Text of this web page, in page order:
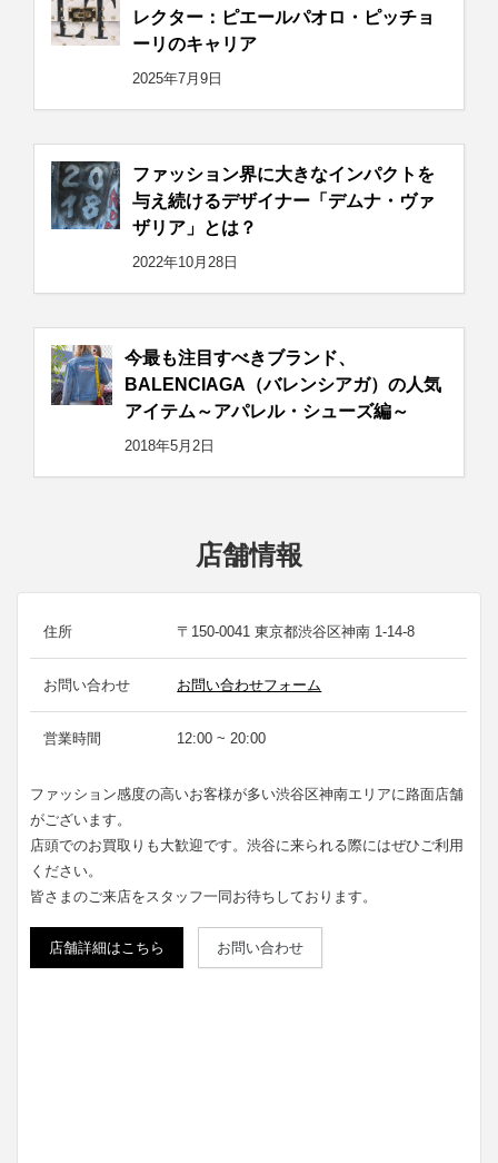
レクター：ピエールパオロ・ピッチョ
ーリのキャリア
2025年7月9日
ファッション界に大きなインパクトを
与え続けるデザイナー「デムナ・ヴァ
ザリア」とは？
2022年10月28日
今最も注目すべきブランド、
BALENCIAGA（バレンシアガ）の人気
アイテム～アパレル・シューズ編～
2018年5月2日
店舗情報
住所 〒150-0041 東京都渋谷区神南 1-14-8
お問い合わせ お問い合わせフォーム
営業時間 12:00 ~ 20:00
ファッション感度の高いお客様が多い渋谷区神南エリアに路面店舗
がございます。
店頭でのお買取りも大歓迎です。渋谷に来られる際にはぜひご利用
ください。
皆さまのご来店をスタッフ一同お待ちしております。
店舗詳細はこちら お問い合わせ